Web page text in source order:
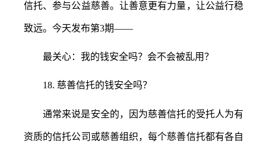
信托、参与公益慈善。让善意更有力量，让公益行稳
致远。今天发布第3期——
最关心：我的钱安全吗？会不会被乱用？
18. 慈善信托的钱安全吗？
通常来说是安全的，因为慈善信托的受托人为有
资质的信托公司或慈善组织，每个慈善信托都有各自